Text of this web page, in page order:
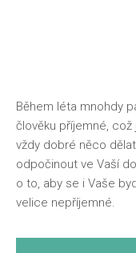
Během léta mnohdy
člověku příjemné,
vždy dobré něco
odpočinout ve Vaší
o to, aby se i Vaše
velice nepříjemné.